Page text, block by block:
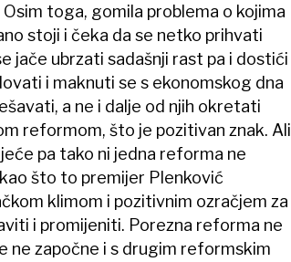
toga, gomila problema o kojima
stoji i čeka da se netko prihvati
jače ubrzati sadašnji rast pa i dostići
i maknuti se s ekonomskog dna
a ne i dalje od njih okretati
reformom, što je pozitivan znak. Ali
pa tako ni jedna reforma ne
što to premijer Plenković
klimom i pozitivnim ozračjem za
i promijeniti. Porezna reforma ne
ne započne i s drugim reformskim